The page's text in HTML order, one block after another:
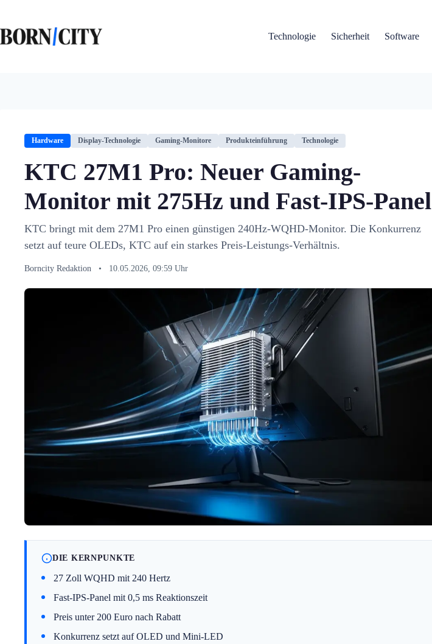
springen
Technologie
Sicherheit Software
Hardware Display-Technologie Gaming-Monitore Produkteinführung Technologie
KTC 27M1 Pro: Neuer Gaming-
Monitor mit 275Hz und Fast-IPS-Panel
KTC bringt mit dem 27M1 Pro einen günstigen 240Hz-WQHD-Monitor. Die Konkurrenz
setzt auf teure OLEDs, KTC auf ein starkes Preis-Leistungs-Verhältnis.
Borncity Redaktion • 10.05.2026, 09:59 Uhr
DIE KERNPUNKTE
27 Zoll WQHD mit 240 Hertz
Fast-IPS-Panel mit 0,5 ms Reaktionszeit
Preis unter 200 Euro nach Rabatt
Konkurrenz setzt auf OLED und Mini-LED